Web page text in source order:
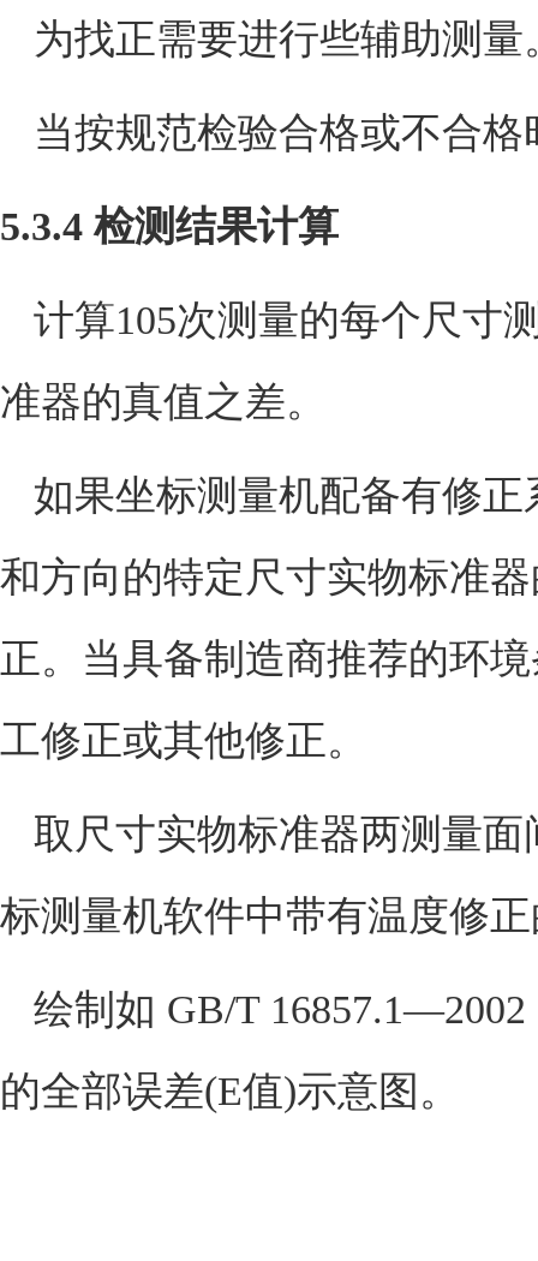
为找正需要进行些辅助测
当按规范检验合格或不合
5.3.4检测结果计算
计算105次测量的每个尺寸
准器的真值之差。
如果坐标测量机配备有修
和方向的特定尺寸实物标准
正。当具备制造商推荐的环
工修正或其他修正。
取尺寸实物标准器两测量
标测量机软件中带有温度修
绘制如 GB/T 16857.1—2002
的全部误差(E值)示意图 。